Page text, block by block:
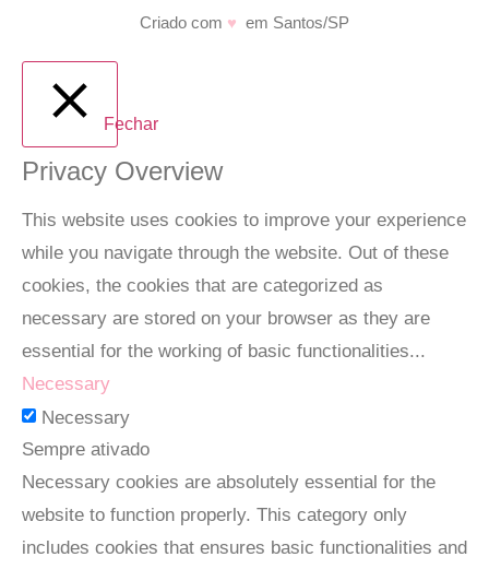
Criado com ♥ em Santos/SP
Fechar
Privacy Overview
This website uses cookies to improve your experience
while you navigate through the website. Out of these
cookies, the cookies that are categorized as
necessary are stored on your browser as they are
essential for the working of basic functionalities...
Necessary
Necessary
Sempre ativado
Necessary cookies are absolutely essential for the
website to function properly. This category only
includes cookies that ensures basic functionalities and